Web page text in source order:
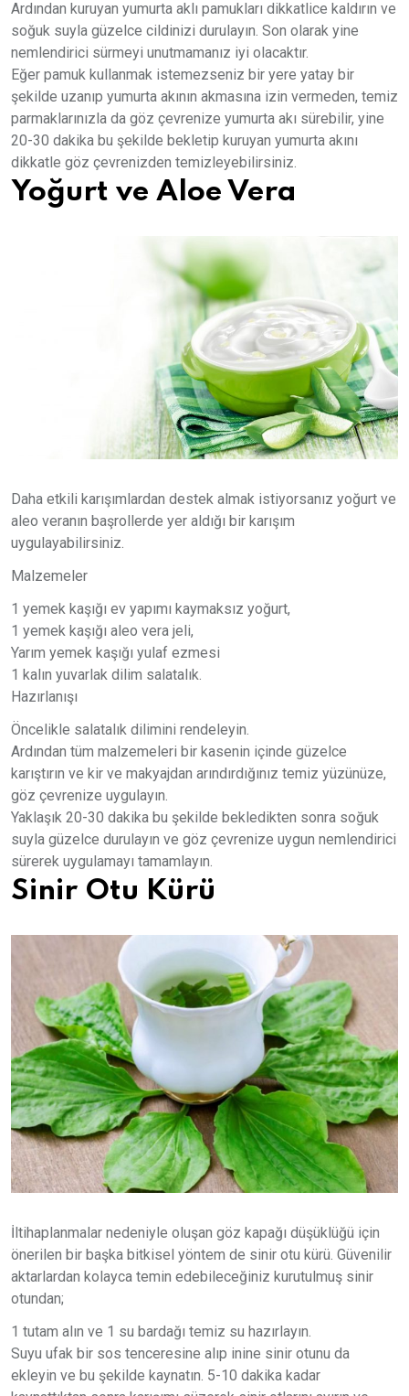
Ardından kuruyan yumurta aklı pamukları dikkatlice kaldırın ve
soğuk suyla güzelce cildinizi durulayın. Son olarak yine
nemlendirici sürmeyi unutmamanız iyi olacaktır.
Eğer pamuk kullanmak istemezseniz bir yere yatay bir
şekilde uzanıp yumurta akının akmasına izin vermeden, temiz
parmaklarınızla da göz çevrenize yumurta akı sürebilir, yine
20-30 dakika bu şekilde bekletip kuruyan yumurta akını
dikkatle göz çevrenizden temizleyebilirsiniz.
Yoğurt ve Aloe Vera
Daha etkili karışımlardan destek almak istiyorsanız yoğurt ve
aleo veranın başrollerde yer aldığı bir karışım
uygulayabilirsiniz.
Malzemeler
1 yemek kaşığı ev yapımı kaymaksız yoğurt,
1 yemek kaşığı aleo vera jeli,
Yarım yemek kaşığı yulaf ezmesi
1 kalın yuvarlak dilim salatalık.
Hazırlanışı
Öncelikle salatalık dilimini rendeleyin.
Ardından tüm malzemeleri bir kasenin içinde güzelce
karıştırın ve kir ve makyajdan arındırdığınız temiz yüzünüze,
göz çevrenize uygulayın.
Yaklaşık 20-30 dakika bu şekilde bekledikten sonra soğuk
suyla güzelce durulayın ve göz çevrenize uygun nemlendirici
sürerek uygulamayı tamamlayın.
Sinir Otu Kürü
İltihaplanmalar nedeniyle oluşan göz kapağı düşüklüğü için
önerilen bir başka bitkisel yöntem de sinir otu kürü. Güvenilir
aktarlardan kolayca temin edebileceğiniz kurutulmuş sinir
otundan;
1 tutam alın ve 1 su bardağı temiz su hazırlayın.
Suyu ufak bir sos tenceresine alıp inine sinir otunu da
ekleyin ve bu şekilde kaynatın. 5-10 dakika kadar